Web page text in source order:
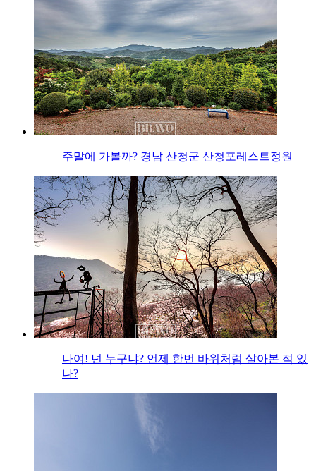
주말에 가볼까? 경남 산청군 산청포레스트정원
나여! 넌 누구냐? 언제 한번 바위처럼 살아본 적 있
나?